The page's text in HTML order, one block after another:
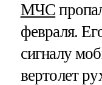
МЧС
февраля.
сигналу
вертолет